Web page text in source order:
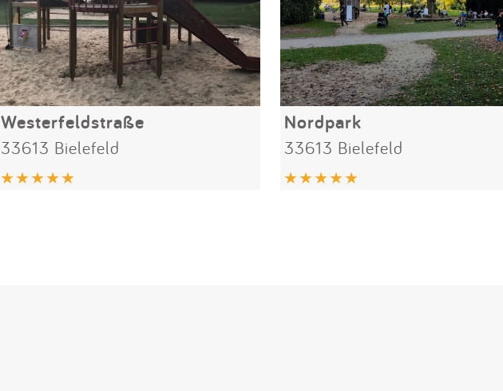
Westerfeldstraße
33613 Bielefeld
Nordpark
33613 Bielefeld